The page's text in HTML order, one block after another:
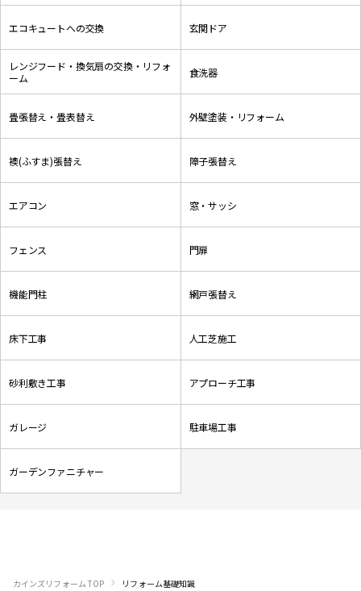
エコキュートへの交換 玄関ドア
レンジフード・換気扇の交換・リフォ
ーム
食洗器
畳張替え・畳表替え 外壁塗装・リフォーム
襖(ふすま)張替え 障子張替え
エアコン 窓・サッシ
フェンス 門扉
機能門柱 網戸張替え
床下工事 人工芝施工
砂利敷き工事 アプローチ工事
ガレージ 駐車場工事
ガーデンファニチャー
カインズリフォーム TOP › リフォーム基礎知識